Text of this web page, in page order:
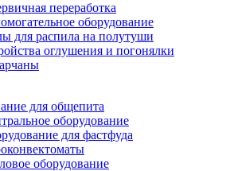
переработка
оборудование
для распила на полутуши
оглушения и погонялки
для общепита
оборудование
для фастфуда
оборудование